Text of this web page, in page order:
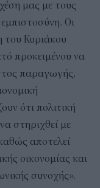
μας με τους
Οι
του Κυριάκου
προκειμένου να
παραγωγής,
ότι πολιτική
στηριχθεί με
αποτελεί
οικονομίας και
συνοχής».